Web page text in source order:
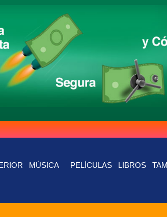
MÚSICA PELÍCULAS LIBROS